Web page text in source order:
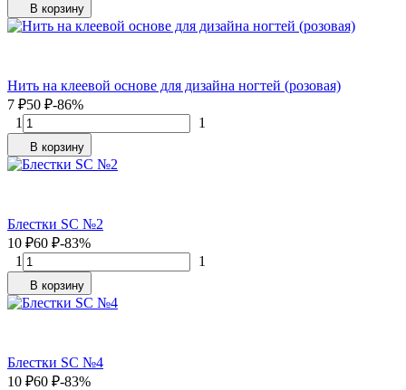
В корзину
Нить на клеевой основе для дизайна ногтей (розовая)
7 ₽50 ₽-86%
1
1
В корзину
Блестки SC №2
10 ₽60 ₽-83%
1
1
В корзину
Блестки SC №4
10 ₽60 ₽-83%